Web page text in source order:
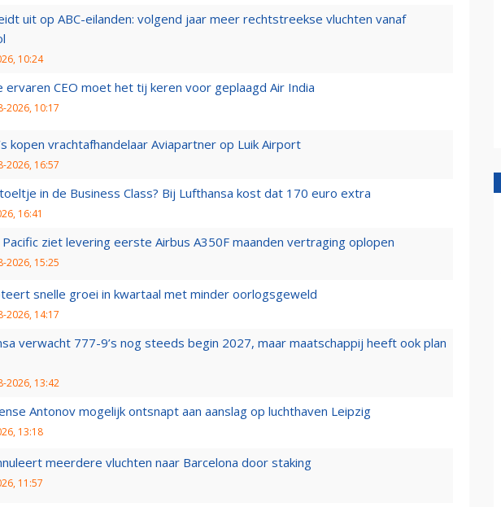
uit op ABC-eilanden: volgend jaar meer rechtstreekse vluchten vanaf
10:24
ervaren CEO moet het tij keren voor geplaagd Air India
2026, 10:17
kopen vrachtafhandelaar Aviapartner op Luik Airport
2026, 16:57
in de Business Class? Bij Lufthansa kost dat 170 euro extra
16:41
Pacific ziet levering eerste Airbus A350F maanden vertraging oplopen
2026, 15:25
snelle groei in kwartaal met minder oorlogsgeweld
2026, 14:17
verwacht 777-9’s nog steeds begin 2027, maar maatschappij heeft ook plan
2026, 13:42
Antonov mogelijk ontsnapt aan aanslag op luchthaven Leipzig
13:18
meerdere vluchten naar Barcelona door staking
11:57